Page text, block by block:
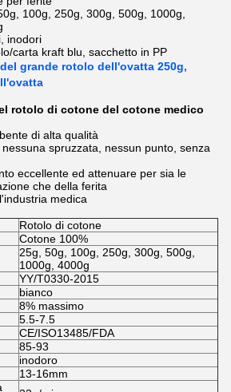
100g, 250g, 300g, 500g, 1000g,
inodori
carta kraft blu, sacchetto in PP
grande rotolo dell'ovatta 250g,
rotolo di cotone del cotone medico
di alta qualità
spruzzata, nessun punto, senza
eccellente ed attenuare per sia le
che della ferita
medica
Rotolo di cotone
Cotone 100%
25g, 50g, 100g, 250g, 300g, 500g,
1000g, 4000g
YY/T0330-2015
bianco
8% massimo
5.5-7.5
CE/ISO13485/FDA
85-93
inodoro
13-16mm